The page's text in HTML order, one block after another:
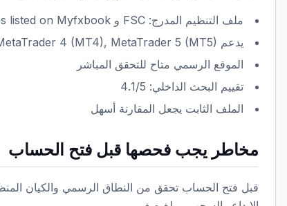
ملف التنظيم المدرج: FSC و Additional entities listed on Myfxbook
يدعم MetaTrader 4 (MT4), MetaTrader 5 (MT5) و Web Platform
الموقع الرسمي متاح للتحقق المباشر
تقييم البحث الداخلي: 4.1/5
الملف الثابت يجعل المقارنة أسهل
مخاطر يجب فحصها قبل فتح الحساب
قبل فتح الحساب تحقق من النطاق الرسمي والكيان